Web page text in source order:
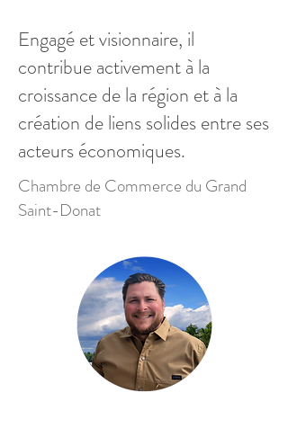
Engagé et visionnaire, il
contribue activement à la
croissance de la région et à la
création de liens solides entre ses
acteurs économiques.
Chambre de Commerce du Grand
Saint-Donat